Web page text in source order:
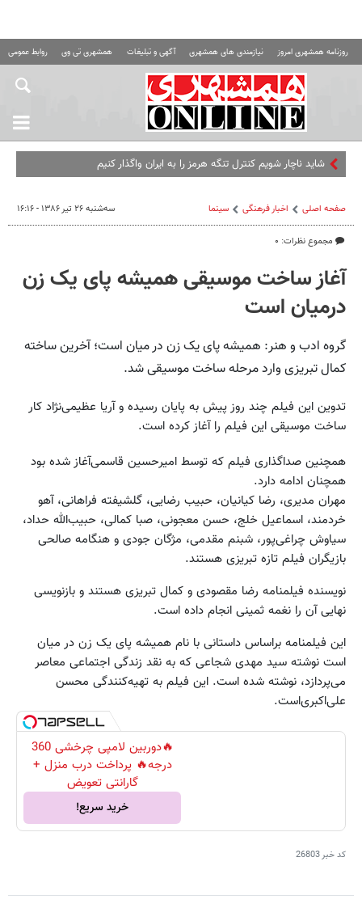
روزنامه همشهری امروز نیازمندی های همشهری آگهی و تبلیغات همشهری تی وی روابط عمومی
شاید ناچار شویم کنترل تنگه هرمز را به ایران واگذار کنیم
صفحه اصلی اخبار فرهنگی سینما
مجموع نظرات: ۰
سه‌شنبه ۲۶ تیر ۱۳۸۶ - ۱۶:۱۶
آغاز ساخت موسیقی همیشه پای یک زن
درمیان است
گروه ادب و هنر: همیشه پای یک زن در میان است؛ آخرین ساخته
کمال تبریزی وارد مرحله ساخت موسیقی شد.
تدوین این فیلم چند روز پیش به پایان رسیده و آریا عظیمی‌نژاد کار
ساخت موسیقی این فیلم را آغاز کرده است.
همچنین صدا‌گذاری فیلم که توسط امیر‌حسین قاسمی‌آغاز شده بود
همچنان ادامه دارد.
مهران مدیری، رضا کیانیان، حبیب رضایی، گلشیفته فراهانی، آهو
خردمند، اسماعیل خلج، حسن معجونی، صبا کمالی، حبیب‌الله حداد،
سیاوش چراغی‌پور، شبنم مقدمی، مژگان جودی و هنگامه صالحی
بازیگران فیلم تازه تبریزی هستند.
نویسنده فیلمنامه رضا مقصودی و کمال تبریزی هستند و بازنویسی
نهایی آن را نغمه ثمینی انجام داده است.
این فیلمنامه براساس داستانی با نام همیشه پای یک زن در میان
است نوشته سید مهدی شجاعی که به نقد زندگی اجتماعی معاصر
می‌پردازد، نوشته شده است. این فیلم به تهیه‌کنندگی محسن
علی‌اکبری‌است.
🔥دوربین لامپی چرخشی 360
درجه🔥 پرداخت درب منزل +
گارانتی تعویض
خرید سریع!
کد خبر26803